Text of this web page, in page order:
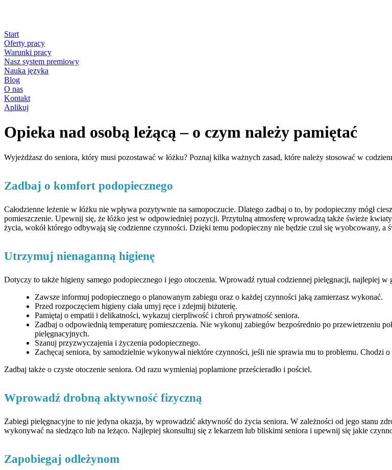
Start
Oferty pracy
Warunki pracy
Nasz system premiowy
Nauka języka
Blog
O nas
Kontakt
Aplikuj
Opieka nad osobą leżącą – o czym należy pamiętać
Wyjeżdżasz do seniora, który musi pozostawać w łóżku? Poznaj kilka ważnych zasad, które należy stosować w
Zadbaj o komfort podopiecznego
Całodzienne leżenie w łóżku nie wpływa pozytywnie na samopoczucie. Dlatego zadbaj o to, by podopieczny mógł
pomieszczenie. Upewnij się, że łóżko jest w odpowiedniej pozycji. Przytulną atmosferę wprowadzą także świeże
życia, wokół którego odbywają się codzienne czynności. Dzięki temu podopieczny nie będzie czuł się wyobcowany,
Utrzymuj nienaganną higienę
Dotyczy to także higieny samego podopiecznego i jego otoczenia. Wprowadź rytuał codziennej pielęgnacji, najlepiej
Zawsze informuj podopiecznego o planowanym zabiegu oraz o każdej czynności jaką zamierzasz wykonać.
Przed rozpoczęciem higieny ciała umyj ręce i zdejmij biżuterię.
Pamiętaj o empatii i delikatności, wykazuj cierpliwość i chroń prywatność seniora.
Zadbaj o odpowiednią temperaturę pomieszczenia. Nie wykonuj zabiegów bezpośrednio po przewietrzeniu
pielęgnacyjnych.
Szanuj przyzwyczajenia i życzenia podopiecznego.
Zachęcaj seniora, by samodzielnie wykonywał niektóre czynności, jeśli nie sprawia mu to problemu. Chodzi
Zadbaj także o czyste otoczenie seniora. Od razu wymieniaj poplamione prześcieradło i pościel.
Wprowadź drobną aktywność fizyczną
Zabiegi pielęgnacyjne to nie jedyna okazja, by wprowadzić aktywność do życia seniora. W zależności od jego stanu
wykonywać na siedząco lub na leżąco. Najlepiej skonsultuj się z lekarzem lub bliskimi seniora i upewnij się jakie
Zapobiegaj odleżynom